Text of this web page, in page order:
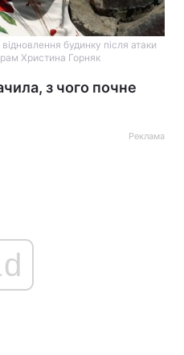
будинку після атаки
Христина Горняк
з чого почне
Реклама